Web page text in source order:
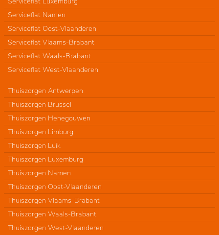
Serviceflat Namen
Serviceflat Oost-Vlaanderen
Serviceflat Vlaams-Brabant
Serviceflat Waals-Brabant
Serviceflat West-Vlaanderen
Thuiszorgen Antwerpen
Thuiszorgen Brussel
Thuiszorgen Henegouwen
Thuiszorgen Limburg
Thuiszorgen Luik
Thuiszorgen Luxemburg
Thuiszorgen Namen
Thuiszorgen Oost-Vlaanderen
Thuiszorgen Vlaams-Brabant
Thuiszorgen Waals-Brabant
Thuiszorgen West-Vlaanderen